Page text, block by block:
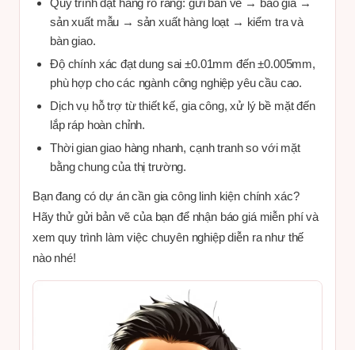
Quy trình đặt hàng rõ ràng: gửi bản vẽ → báo giá →
sản xuất mẫu → sản xuất hàng loạt → kiểm tra và
bàn giao.
Độ chính xác đạt dung sai ±0.01mm đến ±0.005mm,
phù hợp cho các ngành công nghiệp yêu cầu cao.
Dịch vụ hỗ trợ từ thiết kế, gia công, xử lý bề mặt đến
lắp ráp hoàn chỉnh.
Thời gian giao hàng nhanh, cạnh tranh so với mặt
bằng chung của thị trường.
Bạn đang có dự án cần gia công linh kiện chính xác?
Hãy thử gửi bản vẽ của bạn để nhận báo giá miễn phí và
xem quy trình làm việc chuyên nghiệp diễn ra như thế
nào nhé!